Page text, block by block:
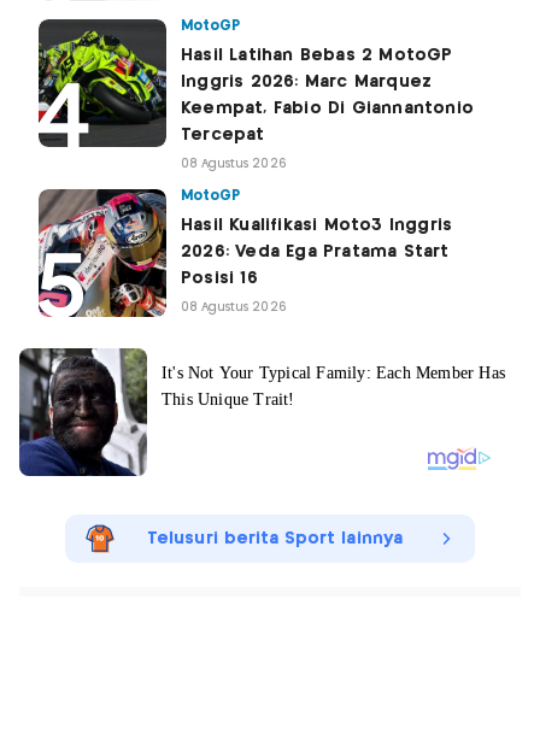
MotoGP
Hasil Latihan Bebas 2 MotoGP
Inggris 2026: Marc Marquez
Keempat, Fabio Di Giannantonio
Tercepat
08 Agustus 2026
MotoGP
Hasil Kualifikasi Moto3 Inggris
2026: Veda Ega Pratama Start
Posisi 16
08 Agustus 2026
Telusuri berita Sport lainnya